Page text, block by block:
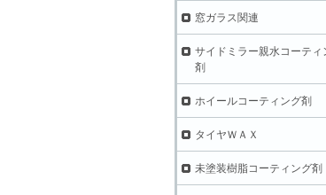
窓ガラス関連
サイドミラー親水コーティ
剤
ホイールコーティング剤
タイヤＷＡＸ
未塗装樹脂コーティング剤